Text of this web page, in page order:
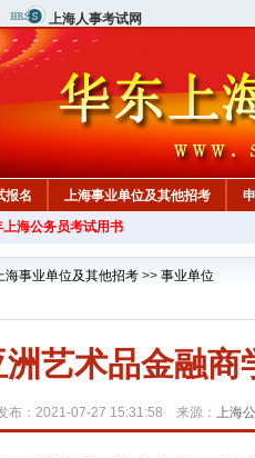
上海人事考试网
报名 上海事业单位及其他招考
海公务员考试用书
海事业单位及其他招考 >> 事业单位
艺术品金融
布：2021-07-27 15:31:58 来源： 上海